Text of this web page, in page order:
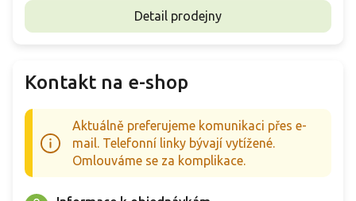
Detail prodejny
Kontakt na e-shop
Aktuálně preferujeme komunikaci přes e-
mail. Telefonní linky bývají vytížené.
Omlouváme se za komplikace.